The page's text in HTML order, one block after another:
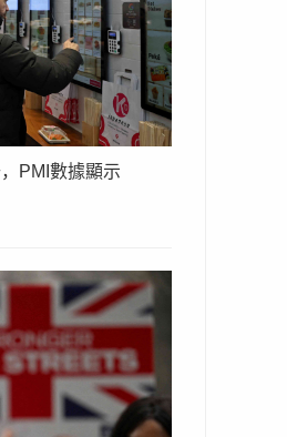
PMI數據顯示